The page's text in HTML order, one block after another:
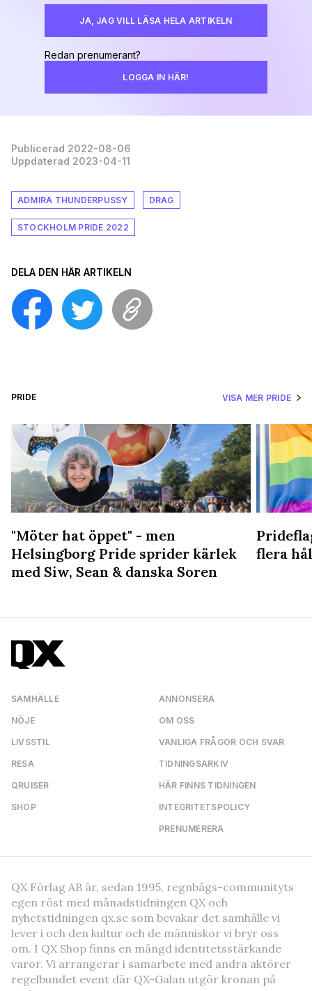
JA, JAG VILL LÄSA HELA ARTIKELN
Redan prenumerant?
LOGGA IN HÄR!
Publicerad 2022-08-06
Uppdaterad 2023-04-11
ADMIRA THUNDERPUSSY DRAG
STOCKHOLM PRIDE 2022
DELA DEN HÄR ARTIKELN
PRIDE VISA MER PRIDE
"Möter hat öppet" - men
Helsingborg Pride sprider kärlek
med Siw, Sean & danska Soren
flera
SAMHÄLLE
NÖJE
LIVSSTIL
RESA
QRUISER
SHOP
ANNONSERA
OM OSS
VANLIGA FRÅGOR OCH SVAR
TIDNINGSARKIV
HÄR FINNS TIDNINGEN
INTEGRITETSPOLICY
PRENUMERERA
QX Förlag AB är, sedan 1995, regnbågs-communityts
egen röst med månadstidningen QX och
nyhetstidningen qx.se som bevakar det samhälle vi
lever i och den kultur och de människor vi bryr oss
om. I QX Shop finns en mängd identitetsstärkande
varor. Vi arrangerar i samarbete med andra aktörer
regelbundet event där QX-Galan utgör kronan på